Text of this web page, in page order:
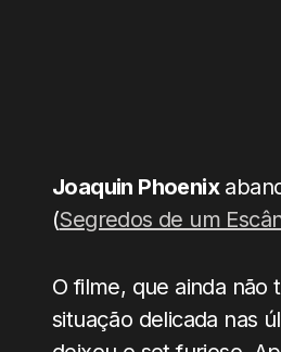
Joaquin Phoenix
(Segredos de um
O filme, que ainda não
situação delicada nas